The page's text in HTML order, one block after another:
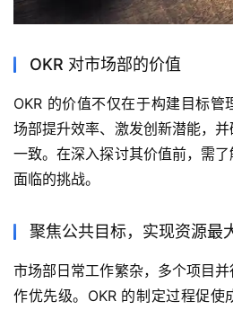
OKR 对市场部的价值
OKR 的价值不仅在于构建目标
场部提升效率、激发创新潜能，
一致。在深入探讨其价值前，需
面临的挑战。
聚焦公共目标，实现资源最
市场部日常工作繁杂，多个项目
作优先级。OKR 的制定过程促使